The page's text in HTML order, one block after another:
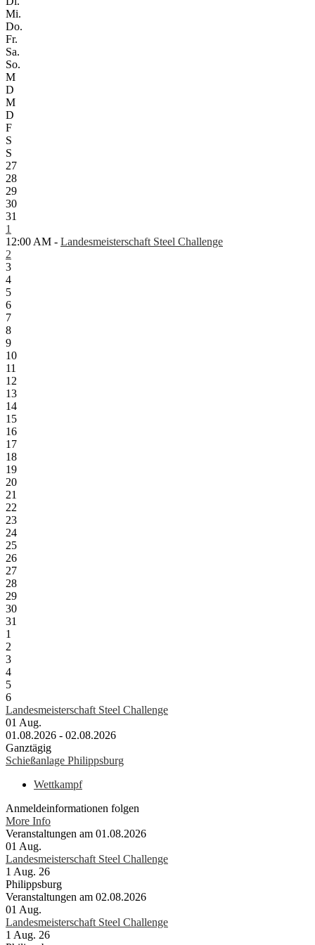
Mi.
Do.
Fr.
Sa.
So.
M
D
M
D
F
S
S
27
28
29
30
31
1
12:00 AM - Landesmeisterschaft Steel Challenge
2
3
4
5
6
7
8
9
10
11
12
13
14
15
16
17
18
19
20
21
22
23
24
25
26
27
28
29
30
31
1
2
3
4
5
6
Landesmeisterschaft Steel Challenge
01 Aug.
01.08.2026 - 02.08.2026
Ganztägig
Schießanlage Philippsburg
Wettkampf
Anmeldeinformationen folgen
More Info
Veranstaltungen am 01.08.2026
01 Aug.
Landesmeisterschaft Steel Challenge
1 Aug. 26
Philippsburg
Veranstaltungen am 02.08.2026
01 Aug.
Landesmeisterschaft Steel Challenge
1 Aug. 26